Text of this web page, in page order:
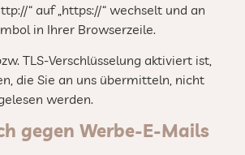
“ auf „https://“ wechselt und an
in Ihrer Browserzeile.
TLS-Verschlüsselung aktiviert ist,
die Sie an uns übermitteln, nicht
werden.
gegen Werbe-E-Mails